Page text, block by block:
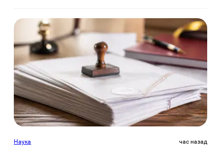
Наука час назад